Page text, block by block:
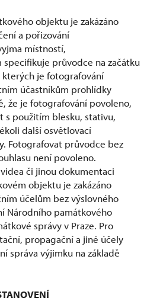
objektu je zakázáno
a pořizování
místností,
specifikuje průvodce na začátku
je fotografování
účastníkům prohlídky
že je fotografování povoleno,
s použitím blesku, stativu,
další osvětlovací
Fotografovat průvodce bez
není povoleno.
či jinou dokumentaci
objektu je zakázáno
účelům bez výslovného
Národního památkového
správy v Praze. Pro
propagační a jiné účely
správa výjimku na základě